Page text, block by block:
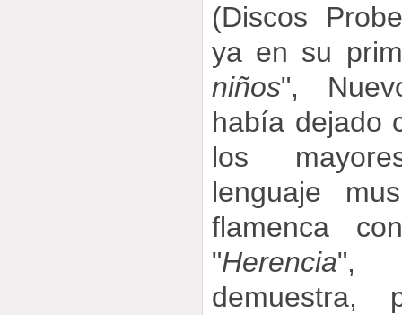
(Discos
ya en su
niños",
había dejado
los
lenguaje
flamenca
"Herencia",